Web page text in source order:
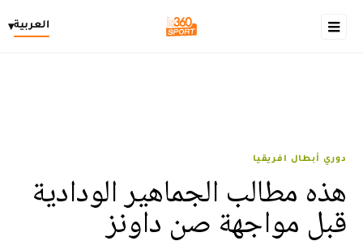
العربية▾
دوري أبطال افريقيا
هذه مطالب الجماهير الودادية
قبل مواجهة صن داونز